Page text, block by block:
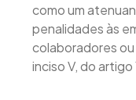
como um
penalidades às
colaboradores ou
inciso V, do artigo